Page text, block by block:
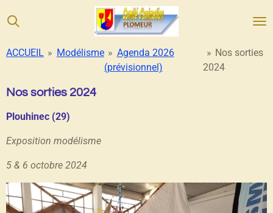
au
principal
ACCUEIL » Modélisme » Agenda 2026
(prévisionnel)
» Nos sorties
2024
Nos sorties 2024
Plouhinec (29)
Exposition modélisme
5 & 6 octobre 2024